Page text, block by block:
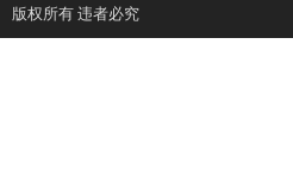
版权所有 违者必究